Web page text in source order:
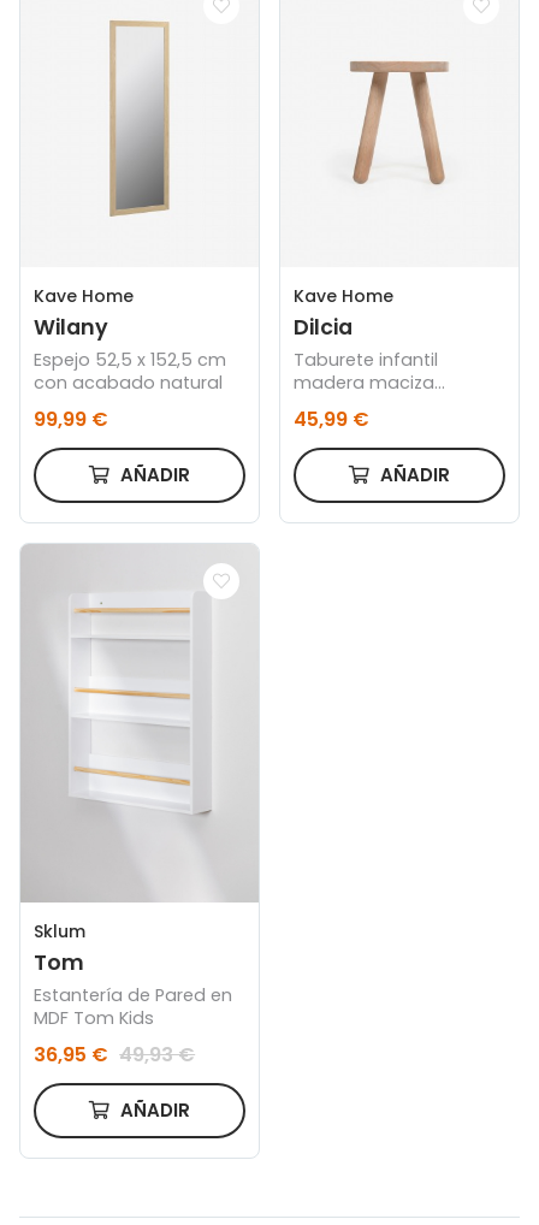
Kave Home
Wilany
Espejo 52,5 x 152,5 cm
con acabado natural
99,99 €
AÑADIR
Kave Home
Dilcia
Taburete infantil
madera maciza
45,99 €
AÑADIR
Sklum
Tom
Estantería de Pared en
MDF Tom Kids
36,95 € 49,93 €
AÑADIR